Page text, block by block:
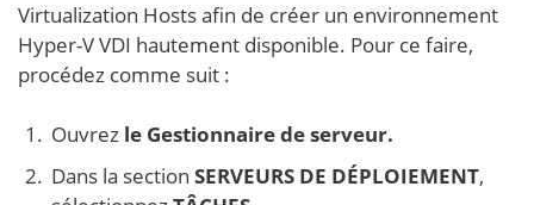
Virtualization Hosts afin de créer un environnement
Hyper-V VDI hautement disponible. Pour ce faire,
procédez comme suit :
Ouvrez le Gestionnaire de serveur.
Dans la section SERVEURS DE DÉPLOIEMENT,